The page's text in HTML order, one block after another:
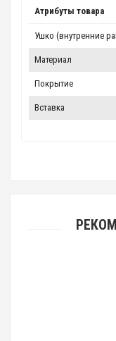
Атрибуты товара
Ушко (внутренние
Материал
Покрытие
Вставка